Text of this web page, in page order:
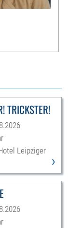
TRICKSTER!
Leipziger
›